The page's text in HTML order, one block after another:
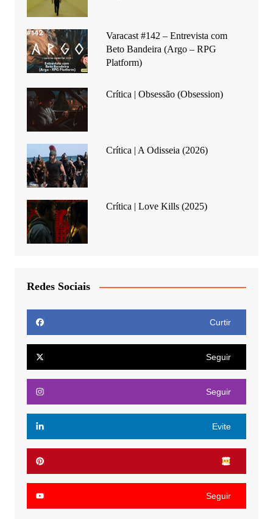
Varacast #142 – Entrevista com
Beto Bandeira (Argo – RPG
Platform)
Crítica | Obsessão (Obsession)
Crítica | A Odisseia (2026)
Crítica | Love Kills (2025)
Redes Sociais
Curtir
Seguir
Seguir
Evite
Seguir